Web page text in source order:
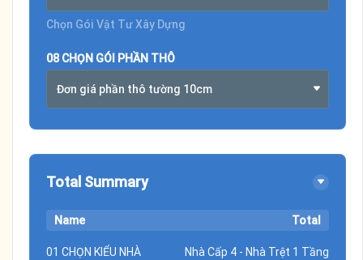
Chọn Gói Vật Tư Xây Dựng
08 CHỌN GÓI PHẦN THÔ
Đơn giá phần thô tường 10cm
Total Summary
Name Total
01 CHỌN KIỂU NHÀ Nhà Cấp 4 - Nhà Trệt 1 Tầng